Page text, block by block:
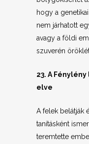
hogy a
nem járhatott
avagy a földi
szuverén
23. A
elve
A felek belátják
tanításként
teremtette